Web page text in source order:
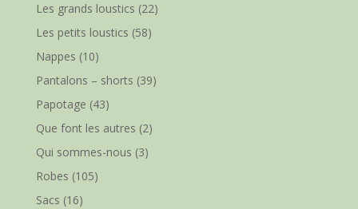
Les grands loustics (22)
Les petits loustics (58)
Nappes (10)
Pantalons – shorts (39)
Papotage (43)
Que font les autres (2)
Qui sommes-nous (3)
Robes (105)
Sacs (16)